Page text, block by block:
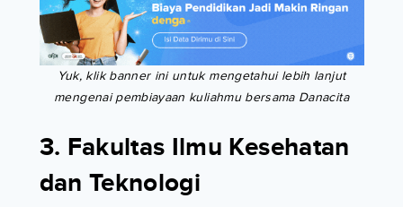
Yuk, klik banner ini untuk mengetahui lebih lanjut
mengenai pembiayaan kuliahmu bersama Danacita
3. Fakultas Ilmu Kesehatan
dan Teknologi